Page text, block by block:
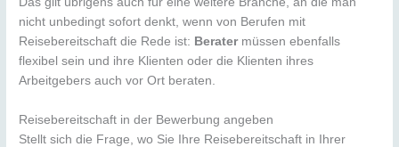
nicht unbedingt sofort denkt, wenn von Berufen mit
Reisebereitschaft die Rede ist: Beratermüssen ebenfalls
flexibel sein und ihre Klienten oder die Klienten ihres
Arbeitgebers auch vor Ort beraten.
Reisebereitschaft in der Bewerbung angeben
Stellt sich die Frage, wo Sie Ihre Reisebereitschaft in Ihrer